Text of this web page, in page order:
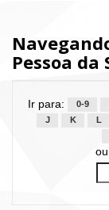
Pessoa da
Ir para: 0-9
J
K L